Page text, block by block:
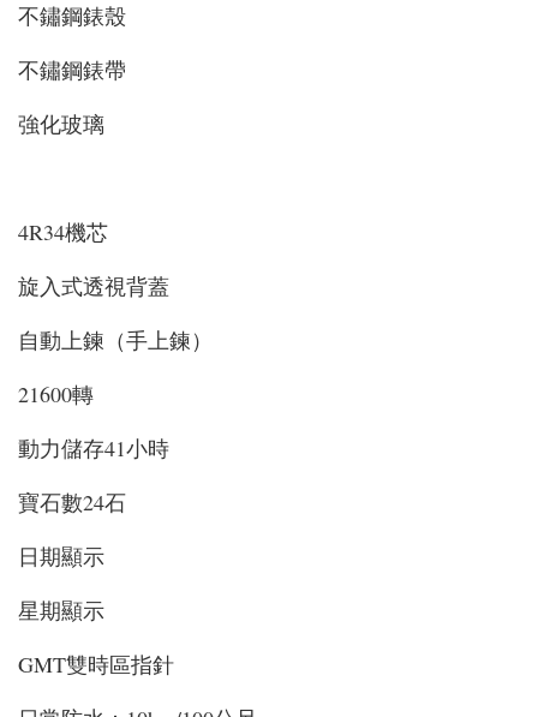
不鏽鋼錶殼
不鏽鋼錶帶
強化玻璃
4R34機芯
旋入式透視背蓋
自動上鍊（手上鍊）
21600轉
動力儲存41小時
寶石數24石
日期顯示
星期顯示
GMT雙時區指針